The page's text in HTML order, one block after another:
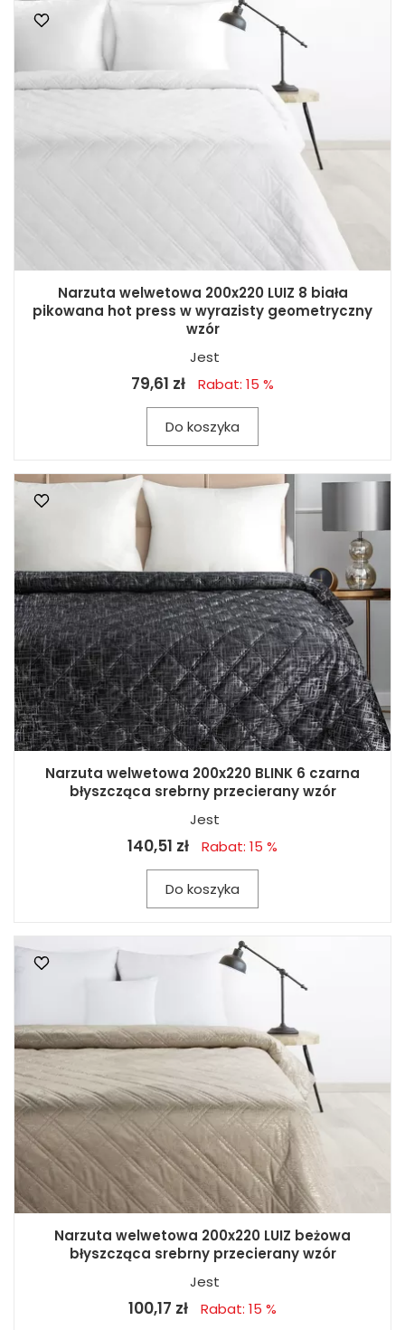
Narzuta welwetowa 200x220 LUIZ 8 biała
pikowana hot press w wyrazisty geometryczny
wzór
Jest
79,61 zł Rabat: 15 %
Do koszyka
Narzuta welwetowa 200x220 BLINK 6 czarna
błyszcząca srebrny przecierany wzór
Jest
140,51 zł Rabat: 15 %
Do koszyka
Narzuta welwetowa 200x220 LUIZ beżowa
błyszcząca srebrny przecierany wzór
Jest
100,17 zł Rabat: 15 %